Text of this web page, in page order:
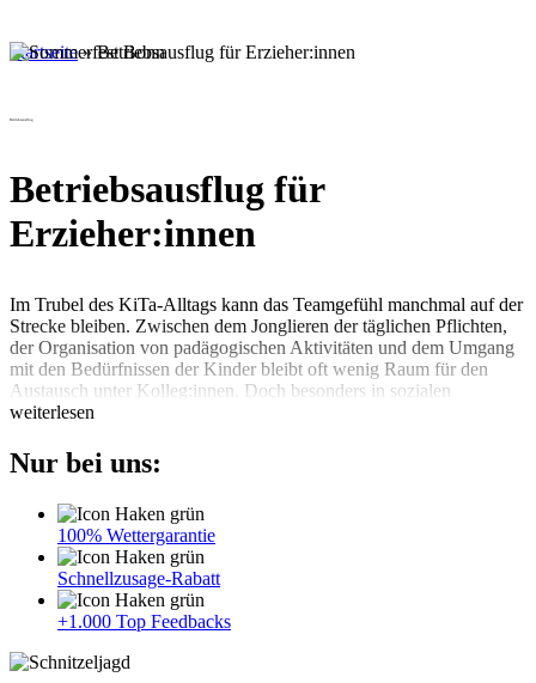
Startseite»Betriebsausflug für Erzieher:innen
Betriebsausflug
Betriebsausflug für
Erzieher:innen
Im Trubel des KiTa-Alltags kann das Teamgefühl manchmal auf der
Strecke bleiben. Zwischen dem Jonglieren der täglichen Pflichten,
der Organisation von padägogischen Aktivitäten und dem Umgang
mit den Bedürfnissen der Kinder bleibt oft wenig Raum für den
Austausch unter Kolleg:innen. Doch besonders in sozialen
Berufsfeldern, die auf einer vertrauensvollen Zusammenarbeit
Betriebsausflugfördert Ihr das Wir Gefühl und verbessert
nachhaltig das Arbeitsklima. Denn durch die gemeinsame
Erlebniszeit können sich die Erzieher:innen fernab des beruflichen
Kontextes besser kennenlernen und neue Erfahrungen teilen. Doch
was gibt es für Ideen? Wir liefern Euch ein wenig Inspiration!
Unsere Ideen im Überblick
Wunder bewirken. Warum also nicht einen Ausflug in einen
weiterlesen
Nur bei uns:
100% Wettergarantie
Schnellzusage-Rabatt
+1.000 Top Feedbacks